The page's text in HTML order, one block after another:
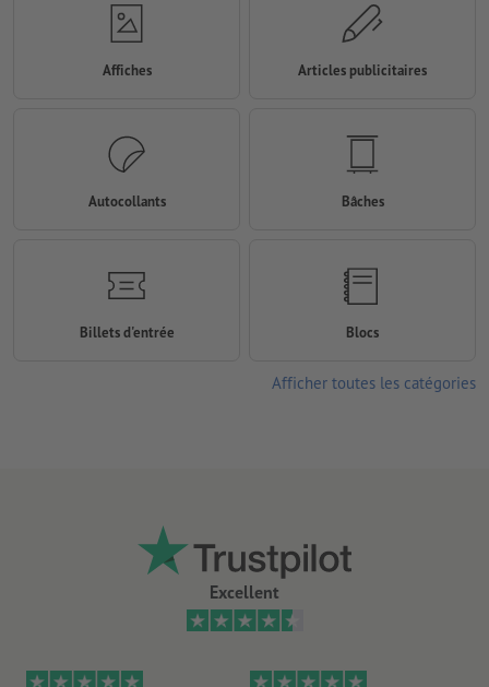
Excellent
Affiches Articles publicitaires
Autocollants Bâches
Billets d'entrée Blocs
Afficher toutes les catégories